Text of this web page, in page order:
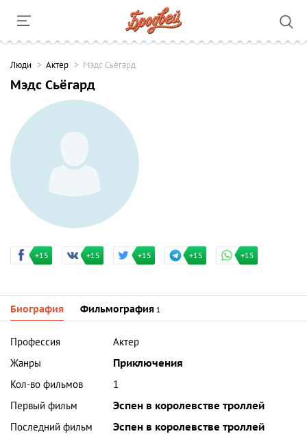
Люди Актер Мэдс Сьёгард
Мэдс Сьёгард
+15 +15 +15 +15 +15
Биография Фильмография 1
Профессия
Актер
Жанры
Приключения
Кол-во фильмов
1
Первый фильм
Эспен в королевстве троллей
Последний фильм
Эспен в королевстве троллей